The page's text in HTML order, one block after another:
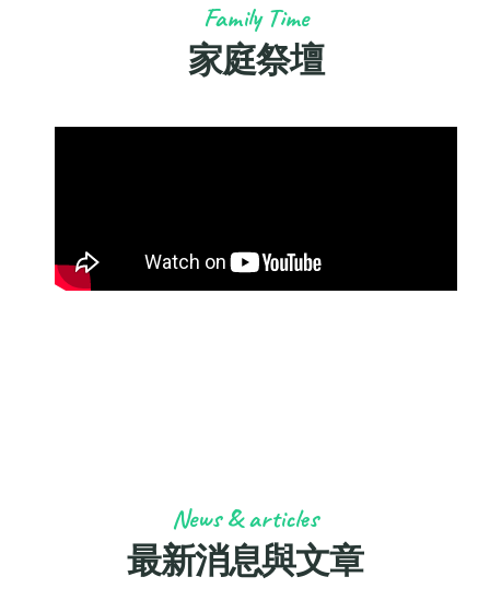
Family Time
家庭祭壇
News & articles
最新消息與文章